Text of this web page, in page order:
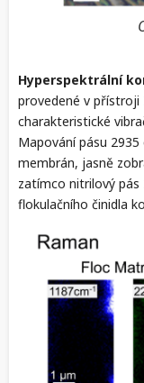
Hyperspektrální
provedené v přístroji
charakteristické
Mapování pásu 2935
membrán, jasně
zatímco nitrilový pás
flokulačního činidla